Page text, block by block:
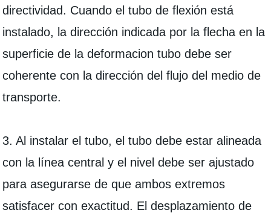
directividad. Cuando el tubo de flexión está
instalado, la dirección indicada por la flecha en la
superficie de la deformacion tubo debe ser
coherente con la dirección del flujo del medio de
transporte.
3. Al instalar el tubo, el tubo debe estar alineada
con la línea central y el nivel debe ser ajustado
para asegurarse de que ambos extremos
satisfacer con exactitud. El desplazamiento de